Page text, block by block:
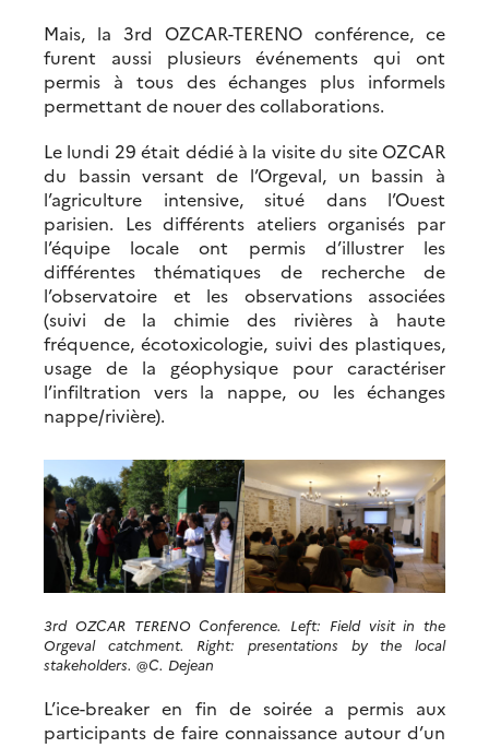
Mais, la 3rd OZCAR-TERENO conférence, ce
furent aussi plusieurs événements qui ont
permis à tous des échanges plus informels
permettant de nouer des collaborations.
Le lundi 29 était dédié à la visite du site OZCAR
du bassin versant de l’Orgeval, un bassin à
l’agriculture intensive, situé dans l’Ouest
parisien. Les différents ateliers organisés par
l’équipe locale ont permis d’illustrer les
différentes thématiques de recherche de
l’observatoire et les observations associées
(suivi de la chimie des rivières à haute
fréquence, écotoxicologie, suivi des plastiques,
usage de la géophysique pour caractériser
l’infiltration vers la nappe, ou les échanges
nappe/rivière).
3rd OZCAR TERENO Conference. Left: Field visit in the
Orgeval catchment. Right: presentations by the local
stakeholders. @C. Dejean
L’ice-breaker en fin de soirée a permis aux
participants de faire connaissance autour d’un